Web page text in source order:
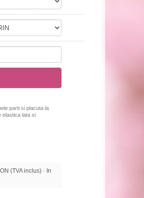
parti si placuta la
elastica lata si
(TVA inclus) · In